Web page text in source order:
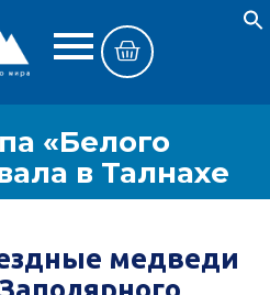
«Белого
в Талнахе
медведи